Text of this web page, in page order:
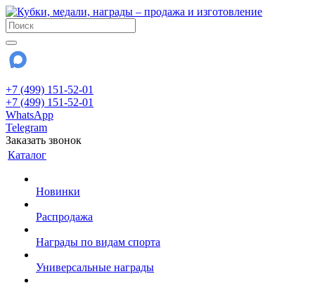
+7 (499) 151-52-01
+7 (499) 151-52-01
WhatsApp
Telegram
Заказать звонок
Каталог
Новинки
Распродажа
Награды по видам спорта
Универсальные награды